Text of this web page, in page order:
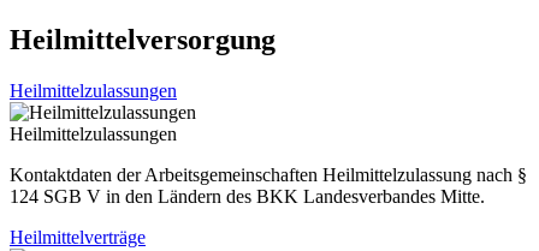
Heilmittelversorgung
Heilmittelzulassungen
Heilmittelzulassungen
Kontaktdaten der Arbeitsgemeinschaften Heilmittelzulassung nach §
124 SGB V in den Ländern des BKK Landesverbandes Mitte.
Heilmittelverträge